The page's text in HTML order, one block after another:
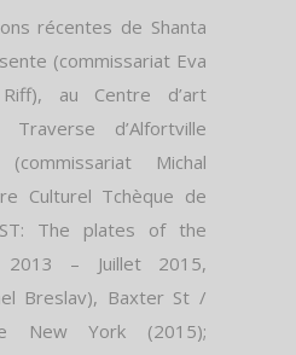
récentes de Shanta
(commissariat Eva
au Centre d’art
Traverse d’Alfortville
Michal
Culturel Tchèque de
The plates of the
2013 – Juillet 2015,
Breslav), Baxter St /
New York (2015);